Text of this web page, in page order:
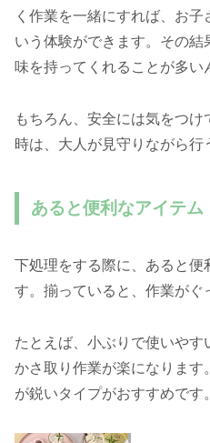
く作業を一緒にすれば、お
いう体験ができます。その
味を持ってくれることが多い
もちろん、安全には気をつ
時は、大人が見守りながら行
あると便利なアイテム
下処理をする際に、あると便
す。揃っていると、作業がぐ
たとえば、小ぶりで使いやす
かさ取り作業が楽になりま
が鋭いタイプがおすすめです。